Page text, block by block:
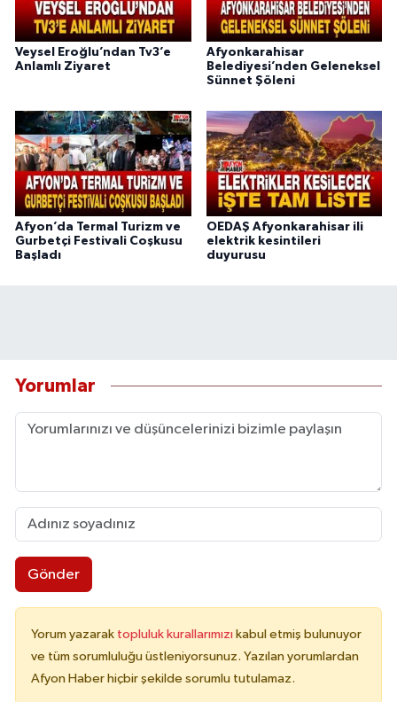
Veysel Eroğlu’ndan Tv3’e
Anlamlı Ziyaret
Afyonkarahisar
Belediyesi’nden Geleneksel
Sünnet Şöleni
Afyon’da Termal Turizm ve
Gurbetçi Festivali Coşkusu
Başladı
OEDAŞ Afyonkarahisar ili
elektrik kesintileri
duyurusu
Yorumlar
Gönder
Yorum yazarak topluluk kurallarımızı kabul etmiş bulunuyor
ve tüm sorumluluğu üstleniyorsunuz. Yazılan yorumlardan
Afyon Haber hiçbir şekilde sorumlu tutulamaz.